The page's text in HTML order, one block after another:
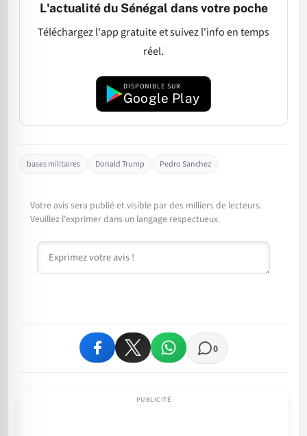
L'actualité du Sénégal dans votre poche
Téléchargez l'app gratuite et suivez l'info en temps
réel.
DISPONIBLE SUR
Google Play
bases militaires Donald Trump Pedro Sanchez
Votre avis sera publié et visible par des milliers de lecteurs.
Veuillez l'exprimer dans un langage respectueux.
Commentaire
0